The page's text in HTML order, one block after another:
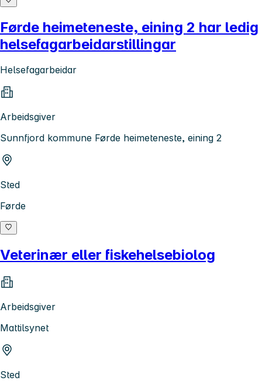
Førde heimeteneste, eining 2 har ledig
helsefagarbeidarstillingar
Helsefagarbeidar
Arbeidsgiver
Sunnfjord kommune Førde heimeteneste, eining 2
Sted
Førde
Veterinær eller fiskehelsebiolog
Arbeidsgiver
Mattilsynet
Sted